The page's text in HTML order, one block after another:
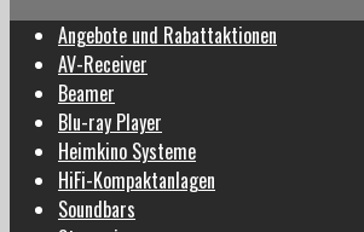
Angebote und Rabattaktionen
AV-Receiver
Beamer
Blu-ray Player
Heimkino Systeme
HiFi-Kompaktanlagen
Soundbars